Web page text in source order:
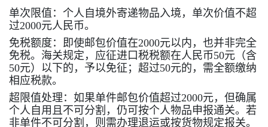
‌单次限值‌：个人自境外寄递物品入境，单次价值不超
过‌2000元人民币‌。‌‌
‌免税额度‌：即使邮包价值在2000元以内，也并非完全
免税。海关规定，‌应征进口税税额在人民币50元（含
50元）以下的，予以免征‌；超过50元的，需全额缴纳
相应税款。
‌超限值处理‌：如果单件邮包价值超过2000元，但确属
个人自用且不可分割，仍可按个人物品申报通关。若
非单件不可分割，则需办理退运或按货物规定报关。